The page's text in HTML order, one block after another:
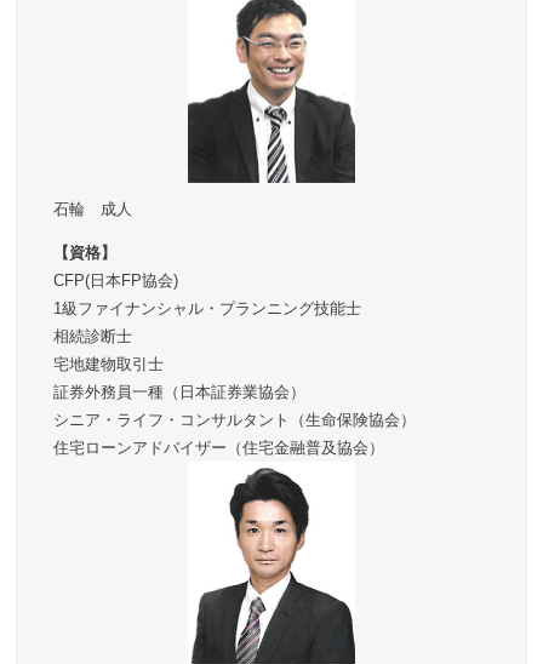
石輪 成人
【資格】
CFP(日本FP協会)
1級ファイナンシャル・プランニング技能士
相続診断士
宅地建物取引士
証券外務員一種（日本証券業協会）
シニア・ライフ・コンサルタント（生命保険協会）
住宅ローンアドバイザー（住宅金融普及協会）